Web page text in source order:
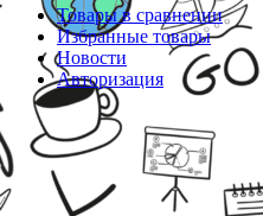
Товары в сравнении
Избранные товары
Новости
Авторизация